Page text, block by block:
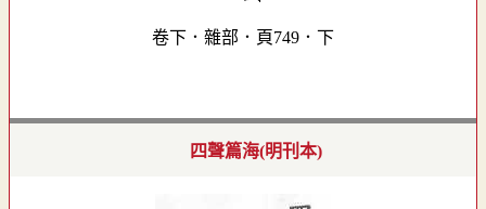
卷下．雜部．頁749．下
四聲篇海(明刊本)